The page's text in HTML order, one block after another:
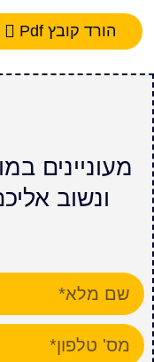
הורד קובץ Pdf
מעוניינים
ונשוב